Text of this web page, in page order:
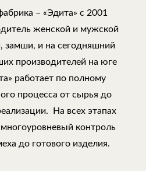
– «Эдита» с 2001
женской и мужской
и на сегодняшний
производителей на юге
работает по полному
процесса от сырья до
На всех этапах
контроль
до готового изделия.